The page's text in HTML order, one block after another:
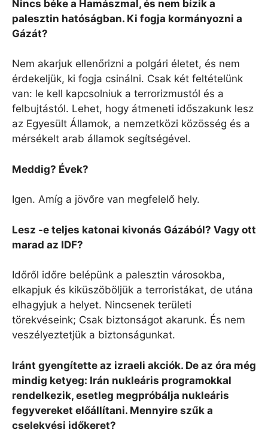
Nincs béke a Hamászmal, és nem bízik a
palesztin hatóságban. Ki fogja kormányozni a
Gázát?
Nem akarjuk ellenőrizni a polgári életet, és nem
érdekeljük, ki fogja csinálni. Csak két feltételünk
van: le kell kapcsolniuk a terrorizmustól és a
felbujtástól. Lehet, hogy átmeneti időszakunk lesz
az Egyesült Államok, a nemzetközi közösség és a
mérsékelt arab államok segítségével.
Meddig? Évek?
Igen. Amíg a jövőre van megfelelő hely.
Lesz -e teljes katonai kivonás Gázából? Vagy ott
marad az IDF?
Időről időre belépünk a palesztin városokba,
elkapjuk és kiküszöböljük a terroristákat, de utána
elhagyjuk a helyet. Nincsenek területi
törekvéseink; Csak biztonságot akarunk. És nem
veszélyeztetjük a biztonságunkat.
Iránt gyengítette az izraeli akciók. De az óra még
mindig ketyeg: Irán nukleáris programokkal
rendelkezik, esetleg megpróbálja nukleáris
fegyvereket előállítani. Mennyire szűk a
cselekvési időkeret?